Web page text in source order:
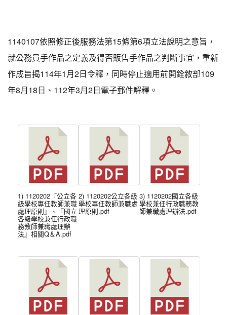
1140107依照修正後服務法第15條第6項立法說明之意旨，
就公務員手作品之定義及得否販售手作品之判斷事宜，重新
作成旨揭114年1月2日令釋，同時停止適用前開銓敘部109
年8月18日、112年3月2日電子郵件解釋。
1) 1120202『公立各
級學校專任教師兼職
處理原則』、『國立
各級學校兼任行政職
務教師兼職處理辦
法』相關Q＆A.pdf
2) 1120202公立各級
學校專任教師兼職處
理原則.pdf
3) 1120202國立各級
學校兼任行政職務教
師兼職處理辦法.pdf